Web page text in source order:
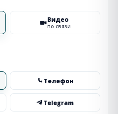
Видео
по связи
Телефон
Telegram